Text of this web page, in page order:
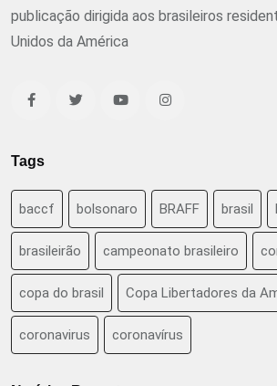
publicação dirigida aos brasileiros
Unidos da América
Tags
baccf bolsonaro BRAFF brasil
brasileirão campeonato brasileiro
copa do brasil Copa Libertadores da
coronavirus coronavírus